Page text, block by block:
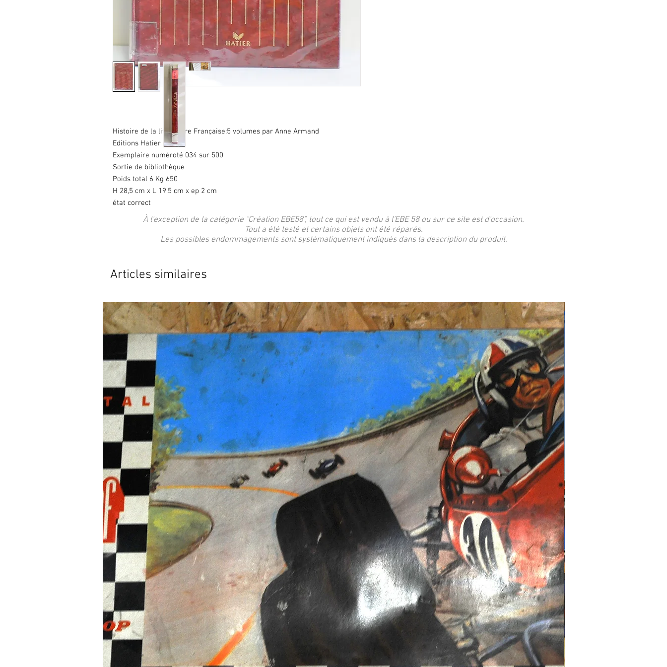
Histoire de la littérature Française:5 volumes par Anne Armand
Editions Hatier 1991
Exemplaire numéroté 034 sur 500
Sortie de bibliothèque
Poids total 6 Kg 650
H 28,5 cm x L 19,5 cm x ep 2 cm
état correct
À l'exception de la catégorie "Création EBE58", tout ce qui est vendu à l'EBE 58 ou sur ce site est d'occasion.
Tout a été testé et certains objets ont été réparés.
Les possibles endommagements sont systématiquement indiqués dans la description du produit.
Articles similaires